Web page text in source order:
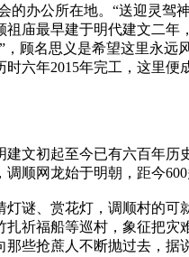
办公所在地。“送迎灵驾
庙最早建于明代建文二年
顾名思义是希望这里永远
六年2015年完工，这里便
文初起至今已有六百年历
顺网龙始于明朝，距今600
谜、赏花灯，调顺村的可
祈福船等巡村，象征把灾
些抢蔗人不断抛过去，据